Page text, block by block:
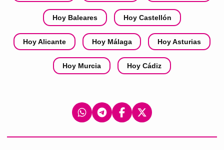
Hoy Baleares Hoy Castellón
Hoy Alicante Hoy Málaga Hoy Asturias
Hoy Murcia Hoy Cádiz